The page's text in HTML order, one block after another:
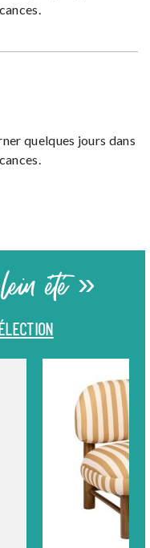
quelques jours dans
été »